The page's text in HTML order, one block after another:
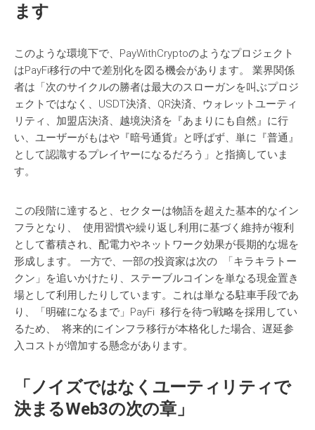
ます
このような環境下で、PayWithCryptoのようなプロジェクト
はPayFi移行の中で差別化を図る機会があります。 業界関係
者は「次のサイクルの勝者は最大のスローガンを叫ぶプロジ
ェクトではなく、USDT決済、QR決済、ウォレットユーティ
リティ、加盟店決済、越境決済を『あまりにも自然』に行
い、ユーザーがもはや『暗号通貨』と呼ばず、単に『普通』
として認識するプレイヤーになるだろう」と指摘していま
す。
この段階に達すると、セクターは物語を超えた基本的なイン
フラとなり、 使用習慣や繰り返し利用に基づく維持が複利
として蓄積され、配電力やネットワーク効果が長期的な堀を
形成します。 一方で、一部の投資家は次の 「キラキラトー
クン」を追いかけたり、ステーブルコインを単なる現金置き
場として利用したりしています。これは単なる駐車手段であ
り、「明確になるまで」PayFi 移行を待つ戦略を採用してい
るため、 将来的にインフラ移行が本格化した場合、遅延参
入コストが増加する懸念があります。
「 ノイズではなくユーティリティで
決まるWeb3の次の章」